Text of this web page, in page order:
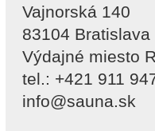
Vajnorská 140
83104 Bratislava
Výdajné miesto
tel.: +421 911
info@sauna.sk